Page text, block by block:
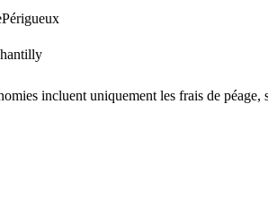
Périgueux
incluent uniquement les frais de péage,